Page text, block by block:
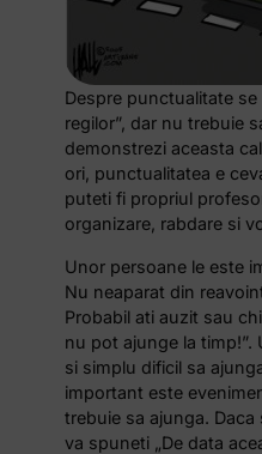
Despre punctualitate
regilor”, dar nu trebuie
demonstrezi aceasta
ori, punctualitatea e
puteti fi propriul
organizare, rabdare si
Unor persoane le este
Nu neaparat din
Probabil ati auzit sau
nu pot ajunge la timp!”.
si simplu dificil sa
important este
trebuie sa ajunga.
va spuneti „De data